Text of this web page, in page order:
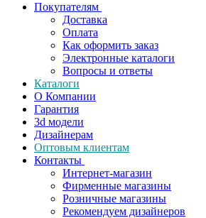
Покупателям
Доставка
Оплата
Как оформить заказ
Электронные каталоги
Вопросы и ответы
Каталоги
О Компании
Гарантия
3d модели
Дизайнерам
Оптовым клиентам
Контакты
Интернет-магазин
Фирменные магазины
Розничные магазины
Рекомендуем дизайнеров